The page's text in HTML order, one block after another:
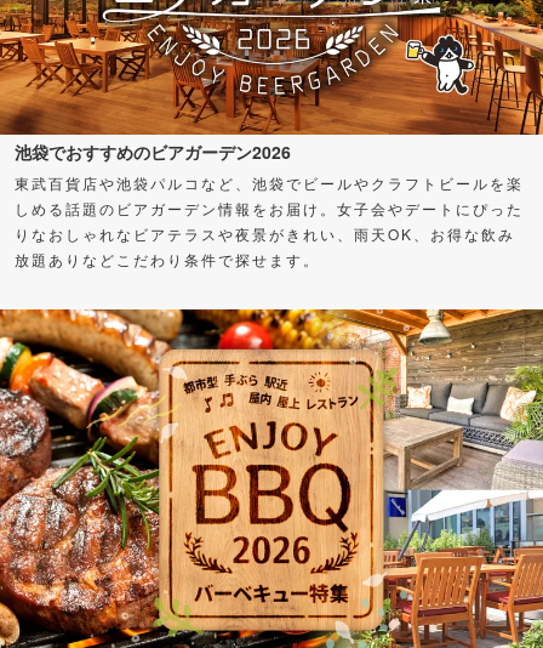
池袋でおすすめのビアガーデン2026
東武百貨店や池袋パルコなど、池袋でビールやクラフトビールを楽
しめる話題のビアガーデン情報をお届け。女子会やデートにぴった
りなおしゃれなビアテラスや夜景がきれい、雨天OK、お得な飲み
放題ありなどこだわり条件で探せます。